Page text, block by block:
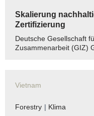
Skalierung
Zertifizierung
Deutsche Gesellschaft
Zusammenarbeit (GIZ)
Vietnam
Forestry | Klima